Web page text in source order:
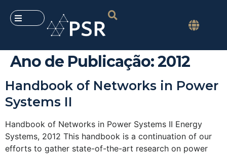
Ano de Publicação:2012
Handbook of Networks in Power
Systems II
Handbook of Networks in Power Systems II Energy
Systems, 2012 This handbook is a continuation of our
efforts to gather state-of-the-art research on power